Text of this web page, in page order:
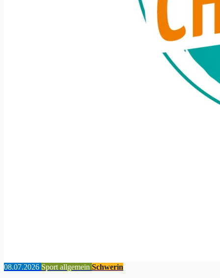
08.07.2026 Sport allgemein Schwerin